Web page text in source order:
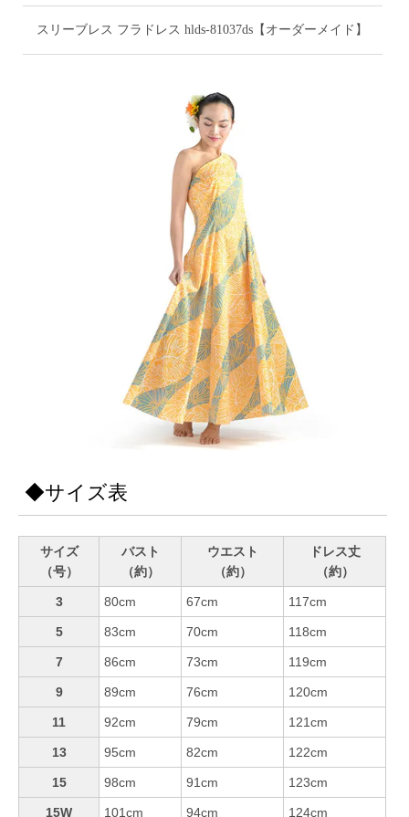
スリーブレス フラドレス hlds-81037ds【オーダーメイド】
◆サイズ表
サイズ
（号）
バスト
（約）
ウエスト
（約）
ドレス丈
（約）
3 80cm 67cm 117cm
5 83cm 70cm 118cm
7 86cm 73cm 119cm
9 89cm 76cm 120cm
11 92cm 79cm 121cm
13 95cm 82cm 122cm
15 98cm 91cm 123cm
15W 101cm 94cm 124cm